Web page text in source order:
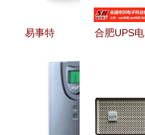
易事特
进三出高频
UPS不间断
合肥UPS电
市场主流选
择